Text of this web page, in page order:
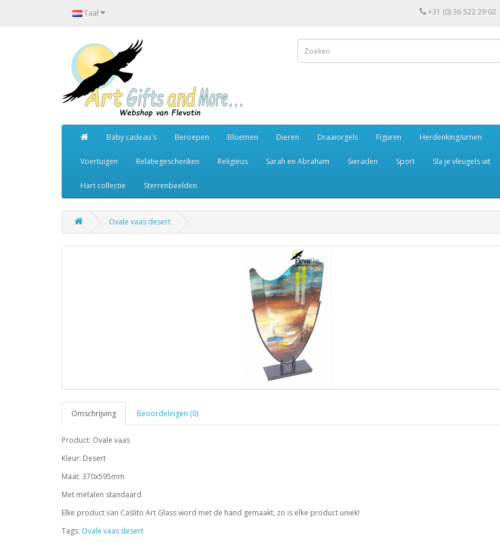
Taal +31 (0) 36 522 29 02
Baby cadeau`s Beroepen Bloemen Dieren Draaiorgels Figuren Herdenking/urnen
Voertuigen Relatiegeschenken Religieus Sarah en Abraham Sieraden Sport Sla je vleugels uit
Hart collectie Sterrenbeelden
Ovale vaas desert
Omschrijving Beoordelingen (0)
Product: Ovale vaas
Kleur: Desert
Maat: 370x595mm
Met metalen standaard
Elke product van Caslito Art Glass word met de hand gemaakt, zo is elke product uniek!
Tags: Ovale vaas desert